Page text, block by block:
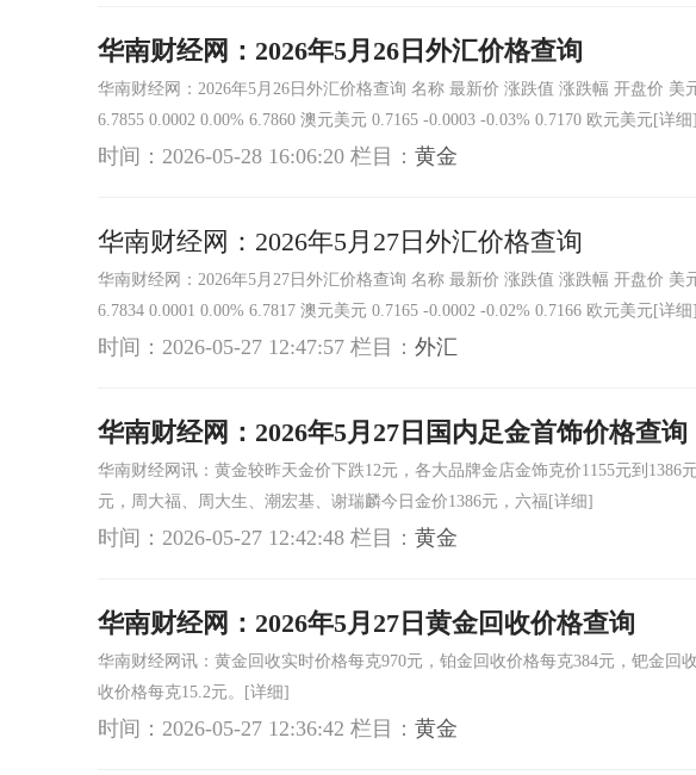
华南财经网：2026年5月26日外汇价格查询
华南财经网：2026年5月26日外汇价格查询 名称 最新价 涨跌值 涨跌幅 开盘价 美
6.7855 0.0002 0.00% 6.7860 澳元美元 0.7165 -0.0003 -0.03% 0.7170 欧元美元 [详细]
时间：2026-05-28 16:06:20 栏目： 黄金
华南财经网：2026年5月27日外汇价格查询
华南财经网：2026年5月27日外汇价格查询 名称 最新价 涨跌值 涨跌幅 开盘价 美
6.7834 0.0001 0.00% 6.7817 澳元美元 0.7165 -0.0002 -0.02% 0.7166 欧元美元 [详细]
时间：2026-05-27 12:47:57 栏目： 外汇
华南财经网：2026年5月27日国内足金首饰价格查询
华南财经网讯：黄金较昨天金价下跌12元，各大品牌金店金饰克价1155元到1386
元，周大福、周大生、潮宏基、谢瑞麟今日金价1386元，六福 [详细]
时间：2026-05-27 12:42:48 栏目： 黄金
华南财经网：2026年5月27日黄金回收价格查询
华南财经网讯：黄金回收实时价格每克970元，铂金回收价格每克384元，钯金回
收价格每克15.2元。
[详细]
时间：2026-05-27 12:36:42 栏目： 黄金